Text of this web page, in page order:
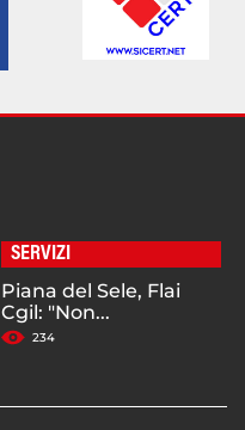
SERVIZI
Piana del Sele, Flai
Cgil: "Non...
234